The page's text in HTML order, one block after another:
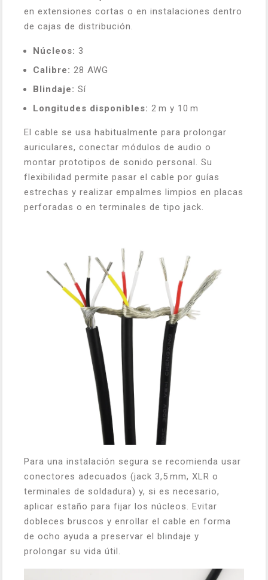
en extensiones cortas o en instalaciones dentro
de cajas de distribución.
Núcleos: 3
Calibre: 28 AWG
Blindaje: Sí
Longitudes disponibles: 2 m y 10 m
El cable se usa habitualmente para prolongar
auriculares, conectar módulos de audio o
montar prototipos de sonido personal. Su
flexibilidad permite pasar el cable por guías
estrechas y realizar empalmes limpios en placas
perforadas o en terminales de tipo jack.
Para una instalación segura se recomienda usar
conectores adecuados (jack 3,5 mm, XLR o
terminales de soldadura) y, si es necesario,
aplicar estaño para fijar los núcleos. Evitar
dobleces bruscos y enrollar el cable en forma
de ocho ayuda a preservar el blindaje y
prolongar su vida útil.